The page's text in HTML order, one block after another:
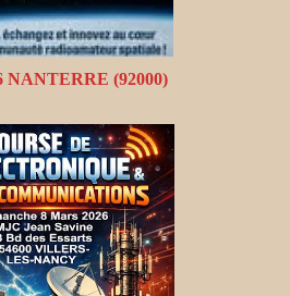
NANTERRE (92000)